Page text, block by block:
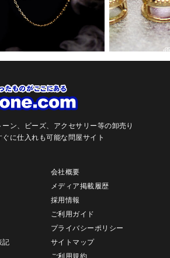
ン、ビーズ、アクセサリー等の卸売り
に仕入れも可能な問屋サイト
会社概要
メディア掲載履歴
採用情報
ご利用ガイド
プライバシーポリシー
記
サイトマップ
ご利用規約